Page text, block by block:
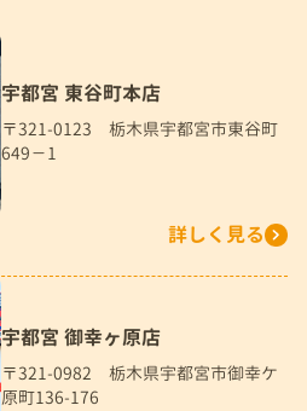
宇都宮 東谷町本店
〒321-0123 栃木県宇都宮市東谷町
649－1
詳しく見る
宇都宮 御幸ヶ原店
〒321-0982 栃木県宇都宮市御幸ケ
原町136-176